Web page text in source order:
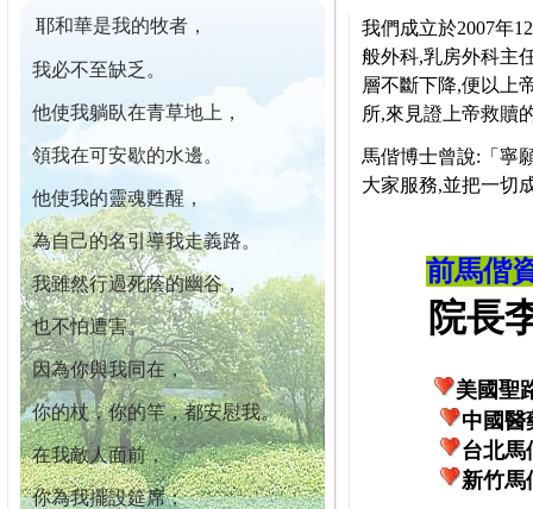
耶和華是我的牧者，
我必不至缺乏。
他使我躺臥在青草地上，
領我在可安歇的水邊。
他使我的靈魂甦醒，
為自己的名引導我走義路。
我雖然行過死蔭的幽谷，
也不怕遭害。
因為你與我同在，
你的杖，你的竿，都安慰我。
在我敵人面前，
你為我擺設筵席；
我們成立於2007年
般外科,乳房外科主
層不斷下降,便以上
所,來見證上帝救贖
馬偕博士曾說:「寧
大家服務,並把一切
前馬偕
院長李
美國聖
中國醫
台北馬
新竹馬